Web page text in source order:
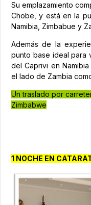
Su emplazamiento
Chobe, y está en la
Namibia, Zimbabue y
Además de la
punto base ideal para
del Caprivi en
el lado de Zambia
Un traslado por
Zimbabwe
1 NOCHE EN